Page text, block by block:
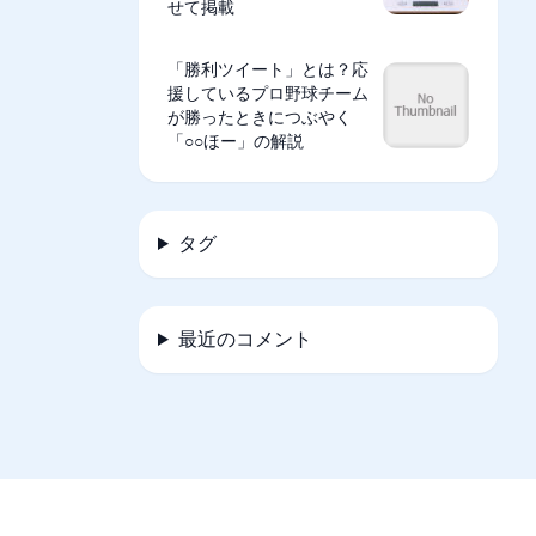
せて掲載
「勝利ツイート」とは？応
援しているプロ野球チーム
が勝ったときにつぶやく
「○○ほー」の解説
タグ
最近のコメント